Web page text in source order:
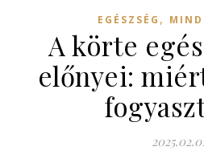
EGÉSZSÉG ,
A körte
előnyei: